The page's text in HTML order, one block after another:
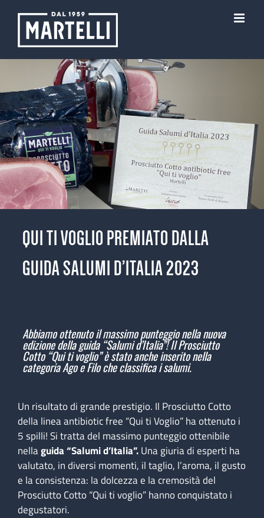
content
QUI TI VOGLIO PREMIATO DALLA
GUIDA SALUMI D’ITALIA 2023
Abbiamo ottenuto il massimo punteggio nella nuova
edizione della guida “Salumi d’Italia”! IlProsciutto
Cotto “Qui ti voglio”è stato anche inserito nella
categoria Ago e Filo che classifica i salumi.
Un risultato di grande prestigio. Il Prosciutto Cotto
della linea antibiotic free “Qui ti Voglio” ha ottenuto i
5 spilli! Si tratta del massimo punteggio ottenibile
nellaguida “Salumi d’Italia”.Una giuria di esperti ha
valutato, in diversi momenti, il taglio, l’aroma, il gusto
e la consistenza: la dolcezza e la cremosità del
Prosciutto Cotto “Qui ti voglio” hanno conquistato i
degustatori.